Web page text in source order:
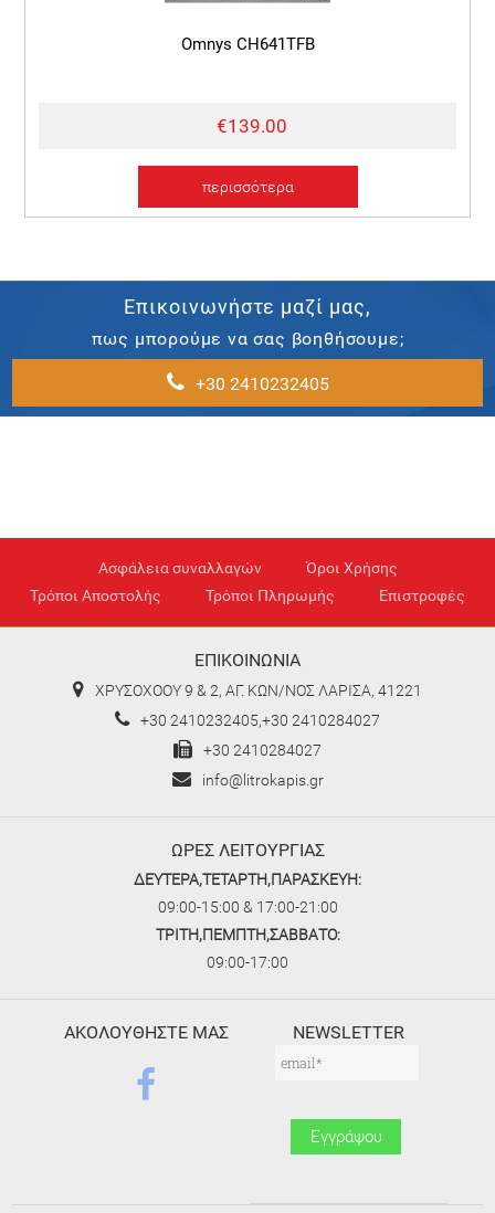
Omnys CH641TFB
€139.00
περισσότερα
Επικοινωνήστε μαζί μας,
πως μπορούμε να σας βοηθήσουμε;
+30 2410232405
Ασφάλεια συναλλαγών
Όροι Χρήσης
Τρόποι Αποστολής
Τρόποι Πληρωμής Επιστροφές
ΕΠΙΚΟΙΝΩΝΙΑ
ΧΡΥΣΟΧΟΟΥ 9 & 2, ΑΓ. ΚΩΝ/ΝΟΣ ΛΑΡΙΣΑ, 41221
+30 2410232405,+30 2410284027
+30 2410284027
info@litrokapis.gr
ΩΡΕΣ ΛΕΙΤΟΥΡΓΙΑΣ
ΔΕΥΤΕΡΑ,ΤΕΤΑΡΤΗ,ΠΑΡΑΣΚΕΥΗ:
09:00-15:00 & 17:00-21:00
ΤΡΙΤΗ,ΠΕΜΠΤΗ,ΣΑΒΒΑΤΟ:
09:00-17:00
ΑΚΟΛΟΥΘΗΣΤΕ ΜΑΣ NEWSLETTER